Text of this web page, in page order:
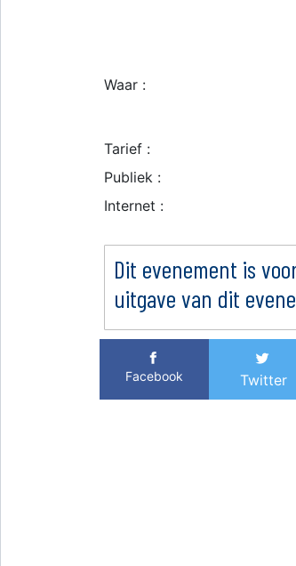
Waar :
Tarief :
Publiek :
Internet :
Dit evenement is
uitgave van dit
Facebook Twitter